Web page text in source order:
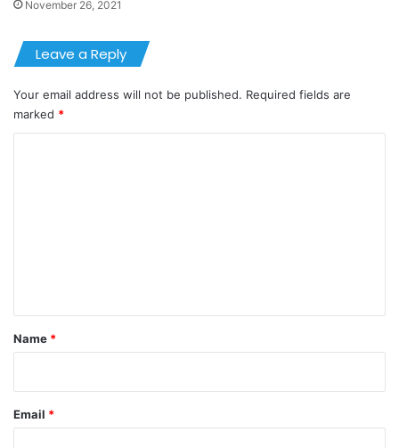
November 26, 2021
Leave a Reply
Your email address will not be published. Required fields are
marked *
*
Name *
Email *